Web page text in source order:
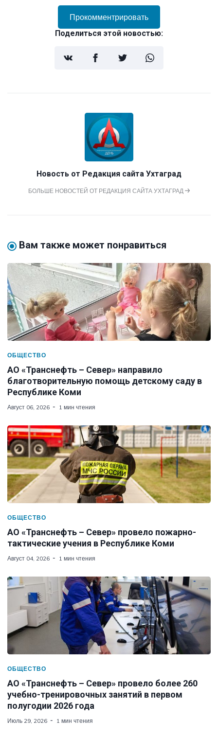
Прокомментрировать
Поделиться этой новостью:
Новость от Редакция сайта Ухтаград
БОЛЬШЕ НОВОСТЕЙ ОТ РЕДАКЦИЯ САЙТА УХТАГРАД
Вам также может понравиться
ОБЩЕСТВО
АО «Транснефть – Север» направило
благотворительную помощь детскому саду в
Республике Коми
Август 06, 2026 1 мин чтения
ОБЩЕСТВО
АО «Транснефть – Север» провело пожарно-
тактические учения в Республике Коми
Август 04, 2026 1 мин чтения
ОБЩЕСТВО
АО «Транснефть – Север» провело более 260
учебно-тренировочных занятий в первом
полугодии 2026 года
Июль 29, 2026 1 мин чтения